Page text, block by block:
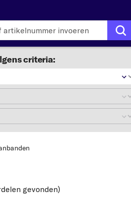
criteria:
gevonden)